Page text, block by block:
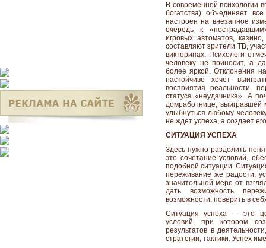
В современной психологии
богатства) объединяет
настроен на внезапное
очередь к
игровых автоматов,
составляют зрители ТВ,
викторинах. Психологи
человеку не приносит, а
более яркой. Отклонения
настойчиво хочет
восприятия реальности,
статуса «неудачника». А
домработнице,
улыбнуться любому
не ждет успеха, а создает
СИТУАЦИЯ УСПЕХА
Здесь нужно разделить
это сочетание условий,
подобной ситуации.
переживание же радости,
значительной мере от
дать возможность
возможности, поверить в
Ситуация успеха — это
условий, при котором
результатов в
стратегии, тактики. Успех